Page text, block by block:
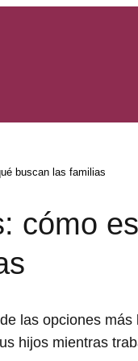
buscan las familias
cómo
las opciones
hijos mientras